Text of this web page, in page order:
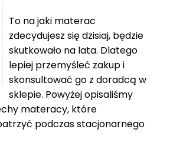
To na jaki materac
zdecydujesz się dzisiaj, będzie
skutkowało na lata. Dlatego
lepiej przemyśleć zakup i
skonsultować go z doradcą w
sklepie. Powyżej opisaliśmy
materacy, które
podczas stacjonarnego